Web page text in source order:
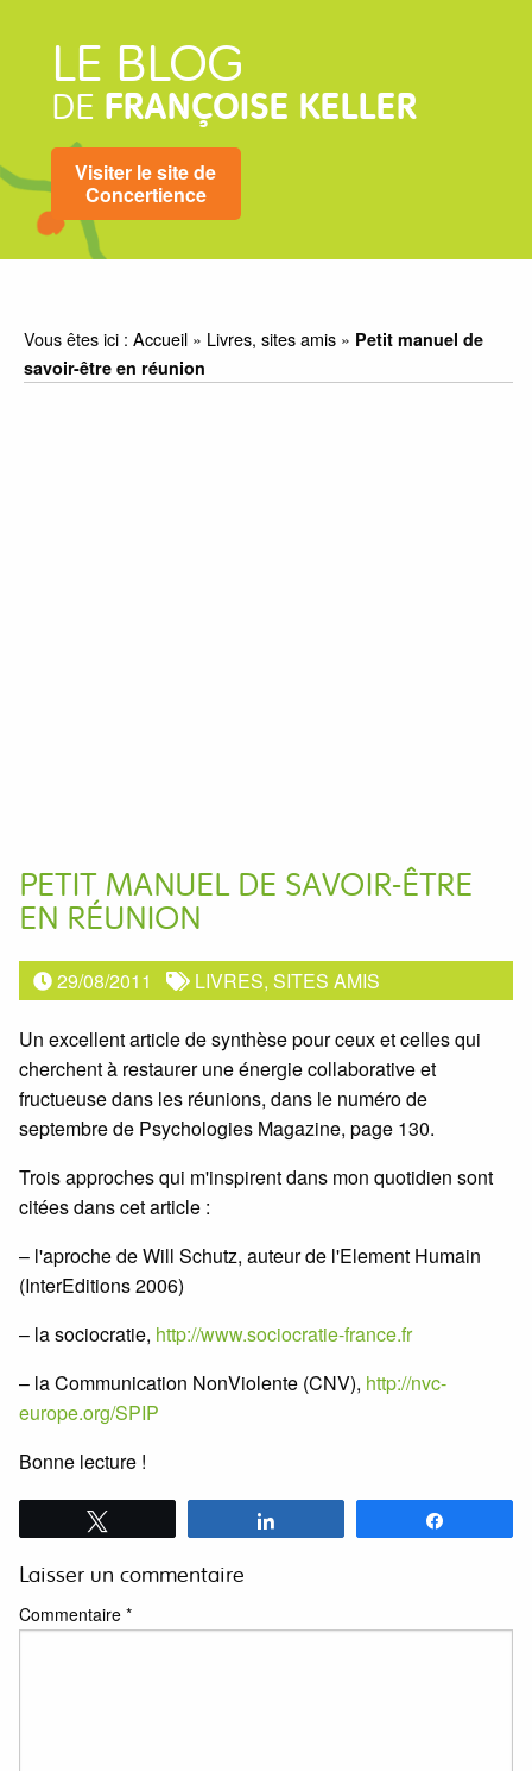
LE BLOG
DE FRANÇOISE KELLER
Visiter le site de
Concertience
Vous êtes ici :Accueil » Livres, sites amis » Petit manuel de
savoir-être en réunion
PETIT MANUEL DE SAVOIR-ÊTRE
EN RÉUNION
29/08/2011 LIVRES, SITES AMIS
Un excellent article de synthèse pour ceux et celles qui
cherchent à restaurer une énergie collaborative et
fructueuse dans les réunions, dans le numéro de
septembre de Psychologies Magazine, page 130.
Trois approches qui m'inspirent dans mon quotidien sont
citées dans cet article :
– l'aproche de Will Schutz, auteur de l'Element Humain
(InterEditions 2006)
– la sociocratie, http://www.sociocratie-france.fr
– la Communication NonViolente (CNV), http://nvc-
europe.org/SPIP
Bonne lecture !
Laisser un commentaire
Commentaire *